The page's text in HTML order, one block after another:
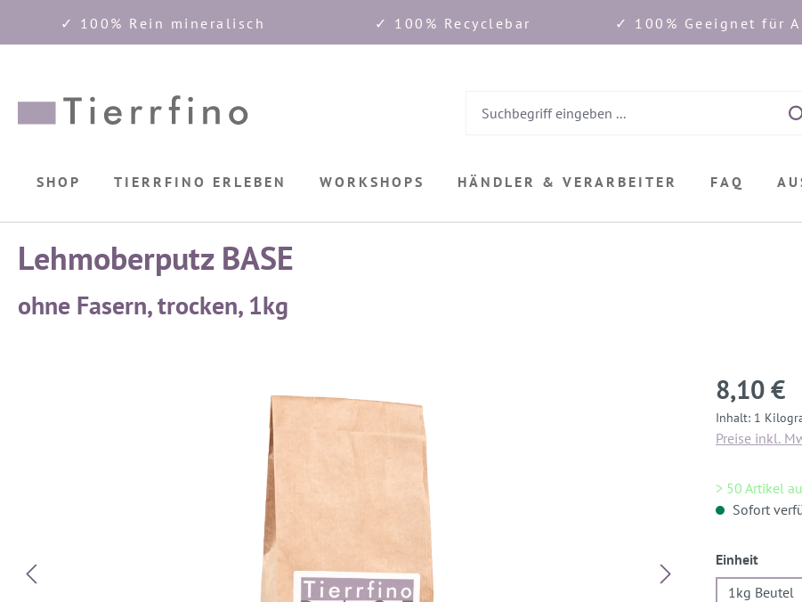
✓ 100% Rein mineralisch ✓ 100% Recyclebar ✓ 100% Geeignet für
Zur Hauptnavigation springen
SHOP TIERRFINO ERLEBEN WORKSHOPS HÄNDLER & VERARBEITER FAQ
Lehmoberputz BASE
ohne Fasern, trocken, 1kg
8,10 €
Inhalt: 1
Preise inkl.
> 50 Artikel
Sofort
Einheit
1kg Beutel